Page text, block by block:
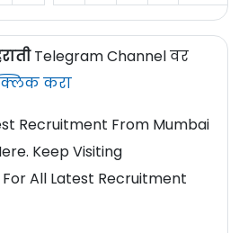
Telegram Channel वर
करा
Recruitment From Mumbai
Keep Visiting
All Latest Recruitment